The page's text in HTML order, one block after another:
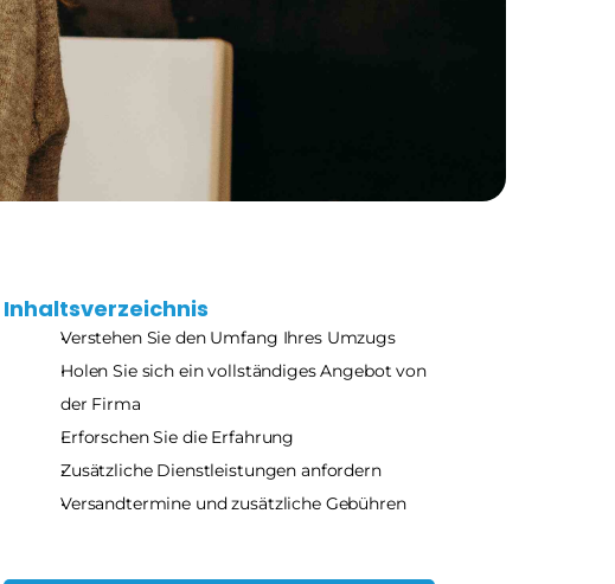
Inhaltsverzeichnis
Verstehen Sie den Umfang Ihres Umzugs
Holen Sie sich ein vollständiges Angebot von
der Firma
Erforschen Sie die Erfahrung
Zusätzliche Dienstleistungen anfordern
Versandtermine und zusätzliche Gebühren